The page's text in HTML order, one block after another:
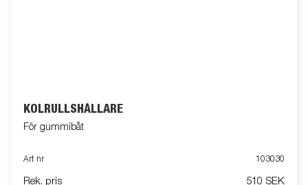
KÖLRULLSHÅLLARE
För gummibåt
Art nr 103030
Rek. pris 510 SEK